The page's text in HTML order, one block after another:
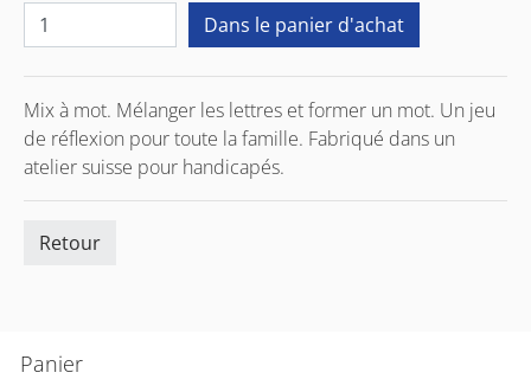
Panier
Mix à mot. Mélanger les lettres et former un mot. Un jeu
de réflexion pour toute la famille. Fabriqué dans un
atelier suisse pour handicapés.
Retour